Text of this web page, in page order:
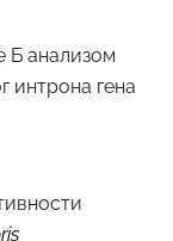
Б анализом
интрона гена